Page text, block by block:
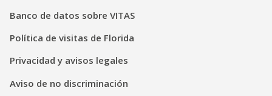
Banco de datos sobre VITAS
Política de visitas de Florida
Privacidad y avisos legales
Aviso de no discriminación